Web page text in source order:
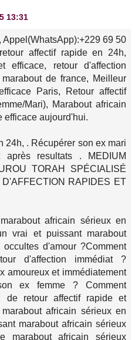
13:31
69 50
affectif rapide en 24h,
efficace, retour d'affection
de france, Meilleur
Paris, Retour affectif
Mari), Marabout africain
efficace aujourd'hui.
24h, . Récupérer son ex mari
après resultats . MEDIUM
TORAH SPÉCIALISÉ
RAPIDES ET
africain sérieux en
vrai et puissant marabout
d'amour ?Comment
d'affection immédiat ?
amoureux et immédiatement
ex femme ? Comment
de retour affectif rapide et
africain sérieux en
marabout africain sérieux
marabout africain sérieux